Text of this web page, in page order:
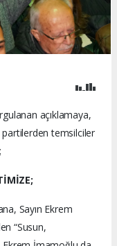
açıklamaya,
partilerden temsilciler
Sayın Ekrem
“Susun,